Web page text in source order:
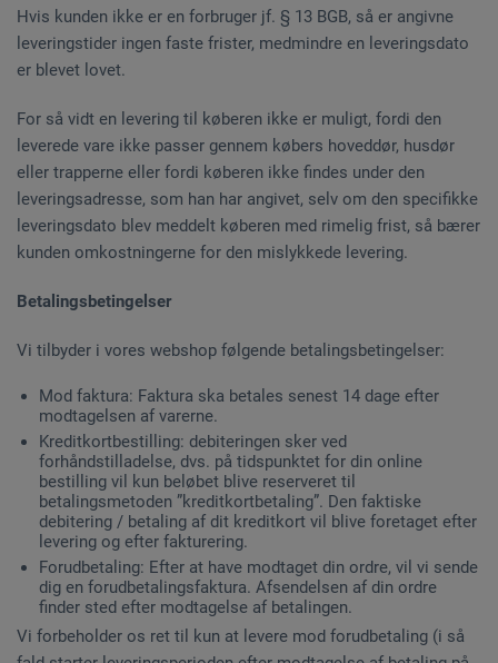
Hvis kunden ikke er en forbruger jf. § 13 BGB, så er angivne
leveringstider ingen faste frister, medmindre en leveringsdato
er blevet lovet.
For så vidt en levering til køberen ikke er muligt, fordi den
leverede vare ikke passer gennem købers hoveddør, husdør
eller trapperne eller fordi køberen ikke findes under den
leveringsadresse, som han har angivet, selv om den specifikke
leveringsdato blev meddelt køberen med rimelig frist, så bærer
kunden omkostningerne for den mislykkede levering.
Betalingsbetingelser
Vi tilbyder i vores webshop følgende betalingsbetingelser:
Mod faktura: Faktura ska betales senest 14 dage efter
modtagelsen af varerne.
Kreditkortbestilling: debiteringen sker ved
forhåndstilladelse, dvs. på tidspunktet for din online
bestilling vil kun beløbet blive reserveret til
betalingsmetoden ”kreditkortbetaling”. Den faktiske
debitering / betaling af dit kreditkort vil blive foretaget efter
levering og efter fakturering.
Forudbetaling: Efter at have modtaget din ordre, vil vi sende
dig en forudbetalingsfaktura. Afsendelsen af din ordre
finder sted efter modtagelse af betalingen.
Vi forbeholder os ret til kun at levere mod forudbetaling (i så